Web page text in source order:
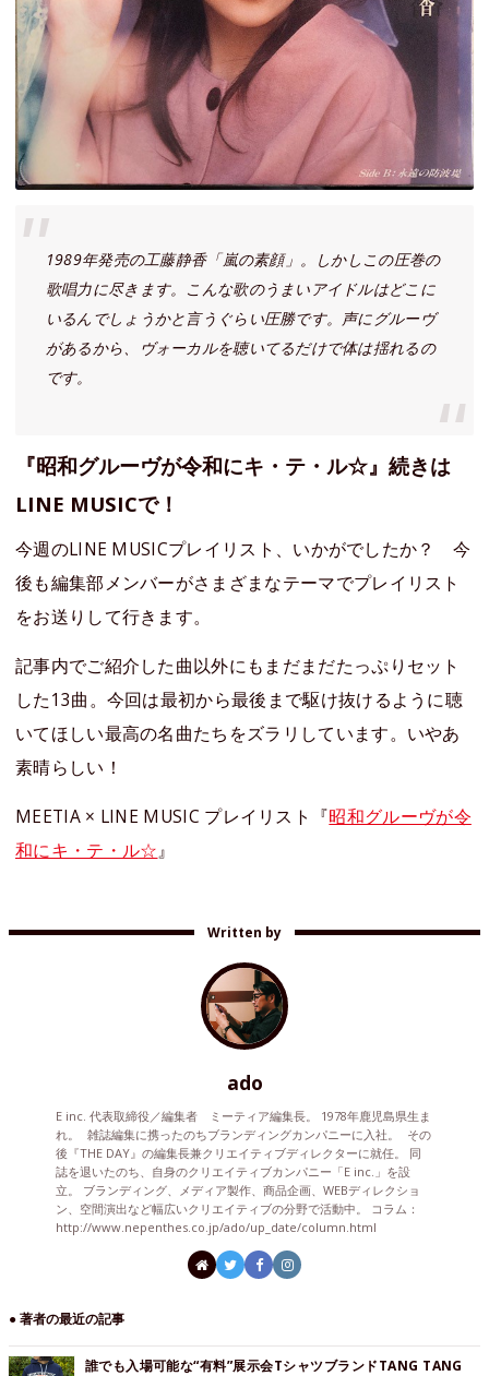
1989年発売の工藤静香「嵐の素顔」。しかしこの圧巻の
歌唱力に尽きます。こんな歌のうまいアイドルはどこに
いるんでしょうかと言うぐらい圧勝です。声にグルーヴ
があるから、ヴォーカルを聴いてるだけで体は揺れるの
です。
『昭和グルーヴが令和にキ・テ・ル☆』続きは
LINE MUSICで！
今週のLINE MUSICプレイリスト、いかがでしたか？ 今
後も編集部メンバーがさまざまなテーマでプレイリスト
をお送りして行きます。
記事内でご紹介した曲以外にもまだまだたっぷりセット
した13曲。今回は最初から最後まで駆け抜けるように聴
いてほしい最高の名曲たちをズラリしています。いやあ
素晴らしい！
MEETIA × LINE MUSIC プレイリスト『昭和グルーヴが令
和にキ・テ・ル☆』
Written by
ado
E inc. 代表取締役／編集者 ミーティア編集長。 1978年鹿児島県生ま
れ。 雑誌編集に携ったのちブランディングカンパニーに入社。 その
後『THE DAY』の編集長兼クリエイティブディレクターに就任。 同
誌を退いたのち、自身のクリエイティブカンパニー「E inc.」を設
立。 ブランディング、メディア製作、商品企画、WEBディレクショ
ン、空間演出など幅広いクリエイティブの分野で活動中。 コラム：
http://www.nepenthes.co.jp/ado/up_date/column.html
● 著者の最近の記事
誰でも入場可能な“有料”展示会TシャツブランドTANG TANG